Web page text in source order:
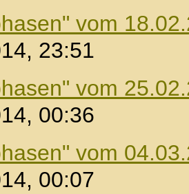
vom
23:51
vom
00:36
vom
00:07